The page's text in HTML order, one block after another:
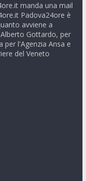
manda una mail
Padova24ore è
avviene a
Gottardo, per
per l'Agenzia Ansa e
del Veneto